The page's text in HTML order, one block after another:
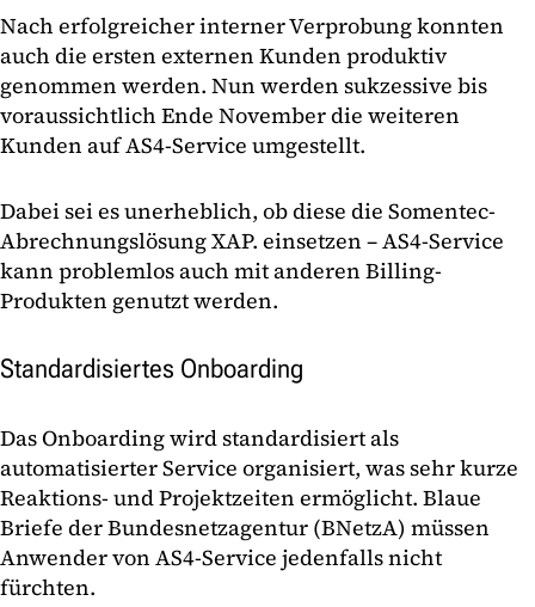
Nach erfolgreicher interner Verprobung konnten
auch die ersten externen Kunden produktiv
genommen werden. Nun werden sukzessive bis
voraussichtlich Ende November die weiteren
Kunden auf AS4-Service umgestellt.
Dabei sei es unerheblich, ob diese die Somentec-
Abrechnungslösung XAP. einsetzen – AS4-Service
kann problemlos auch mit anderen Billing-
Produkten genutzt werden.
Standardisiertes Onboarding
Das Onboarding wird standardisiert als
automatisierter Service organisiert, was sehr kurze
Reaktions- und Projektzeiten ermöglicht. Blaue
Briefe der Bundesnetzagentur (BNetzA) müssen
Anwender von AS4-Service jedenfalls nicht
fürchten.